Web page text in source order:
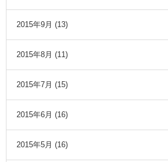
2015年9月 (13)
2015年8月 (11)
2015年7月 (15)
2015年6月 (16)
2015年5月 (16)